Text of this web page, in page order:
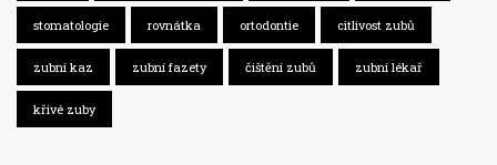
stomatologie rovnátka ortodontie citlivost zubů
zubní kaz zubní fazety čištění zubů zubní lékař
křivé zuby